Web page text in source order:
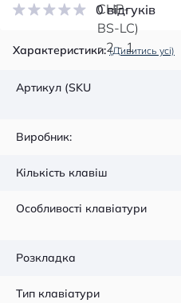
0 відгуків
Характеристики: (Дивитись усі)
Артикул (SKU
Виробник:
Кількість клавіш
Особливості клавіатури
Розкладка
Тип клавіатури